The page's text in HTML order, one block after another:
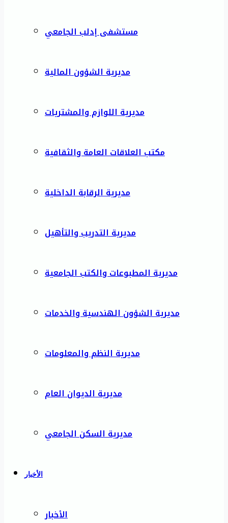
مستشفى إدلب الجامعي
مديرية الشؤون المالية
مديرية اللوازم والمشتريات
مكتب العلاقات العامة والثقافية
مديرية الرقابة الداخلية
مديرية التدريب والتأهيل
مديرية المطبوعات والكتب الجامعية
مديرية الشؤون الهندسية والخدمات
مديرية النظم والمعلومات
مديرية الديوان العام
مديرية السكن الجامعي
الأخبار
الأخبار